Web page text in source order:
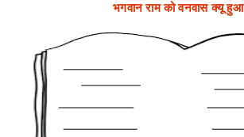
भगवान राम को वनवास क्यू हुआ